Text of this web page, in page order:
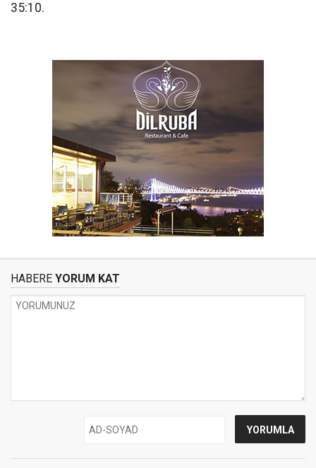
35:10.
HABERE YORUM KAT